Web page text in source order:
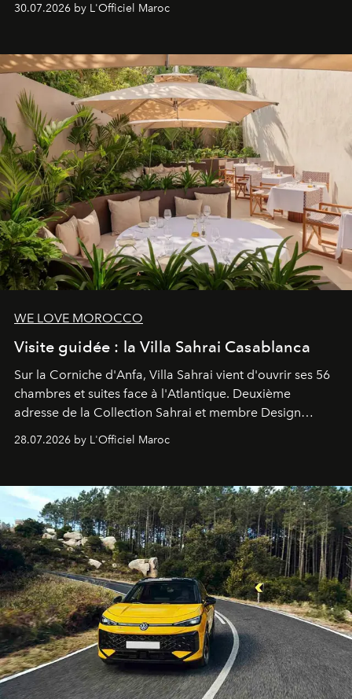
neuro-cosmétique, parcours thermal et studio dédié au
entièreté, entre science des émotions et rituels
reposants.
30.07.2026 by L'Officiel Maroc
WE LOVE MOROCCO
Visite guidée : la Villa Sahrai Casablanca
Sur la Corniche d'Anfa, Villa Sahrai vient d'ouvrir ses 56
chambres et suites face à l'Atlantique. Deuxième
adresse de la Collection Sahrai et membre Design
Pillet promet un lieu de vie complet. On y a déjeuné…
28.07.2026 by L'Officiel Maroc